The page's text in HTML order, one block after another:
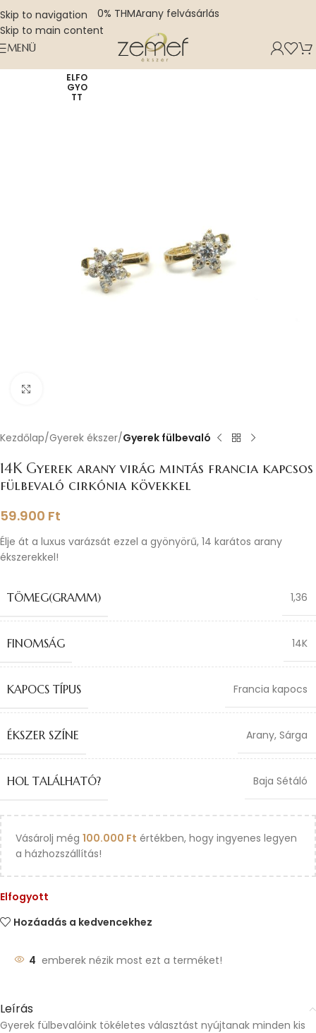
Skip to navigation
Skip to main content
0% THMArany felvásárlás
MENÜ
ELFO
GYO
TT
Kezdőlap Gyerek ékszer Gyerek fülbevaló
14K Gyerek arany virág mintás francia kapcsos
fülbevaló cirkónia kövekkel
59.900 Ft
Élje át a luxus varázsát ezzel a gyönyörű, 14 karátos arany
ékszerekkel!
TÖMEG(GRAMM) 1,36
FINOMSÁG 14K
KAPOCS TÍPUS Francia kapocs
ÉKSZER SZÍNE Arany, Sárga
HOL TALÁLHATÓ? Baja Sétáló
Vásárolj még 100.000 Ft értékben, hogy ingyenes legyen
a házhozszállítás!
Elfogyott
Hozáadás a kedvencekhez
4 emberek nézik most ezt a terméket!
Leírás
Gyerek fülbevalóink tökéletes választást nyújtanak minden kis